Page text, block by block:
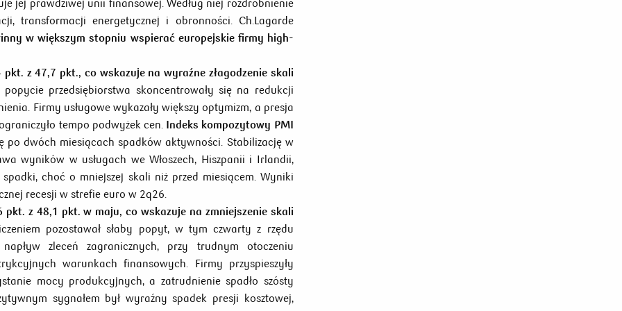
jej prawdziwej unii finansowej. Według niej rozdrobnienie
transformacji energetycznej i obronności. Ch.Lagarde
w większym stopniu wspierać europejskie firmy high-
z 47,7 pkt., co wskazuje na wyraźne złagodzenie skali
przedsiębiorstwa skoncentrowały się na redukcji
Firmy usługowe wykazały większy optymizm, a presja
tempo podwyżek cen. Indeks kompozytowy PMI
po dwóch miesiącach spadków aktywności. Stabilizację w
wyników w usługach we Włoszech, Hiszpanii i Irlandii,
choć o mniejszej skali niż przed miesiącem. Wyniki
recesji w strefie euro w 2q26.
pkt. z 48,1 pkt. w maju, co wskazuje na zmniejszenie skali
pozostawał słaby popyt, w tym czwarty z rzędu
zleceń zagranicznych, przy trudnym otoczeniu
warunkach finansowych. Firmy przyspieszyły
mocy produkcyjnych, a zatrudnienie spadło szósty
sygnałem był wyraźny spadek presji kosztowej,